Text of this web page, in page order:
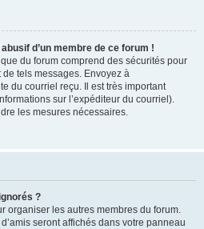
d’un membre de ce forum !
du forum comprend des sécurités pour
tels messages. Envoyez à
du courriel reçu. Il est très important
sur l’expéditeur du courriel).
les mesures nécessaires.
?
organiser les autres membres du forum.
seront affichés dans votre panneau